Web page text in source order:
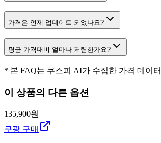
가격은 언제 업데이트 되었나요?
평균 가격대비 얼마나 저렴한가요?
* 본 FAQ는 쿠스피 AI가 수집한 가격 데이
이 상품의 다른 옵션
135,900원
쿠팡 구매